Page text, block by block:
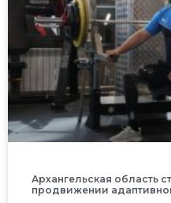
Архангельская область
продвижении